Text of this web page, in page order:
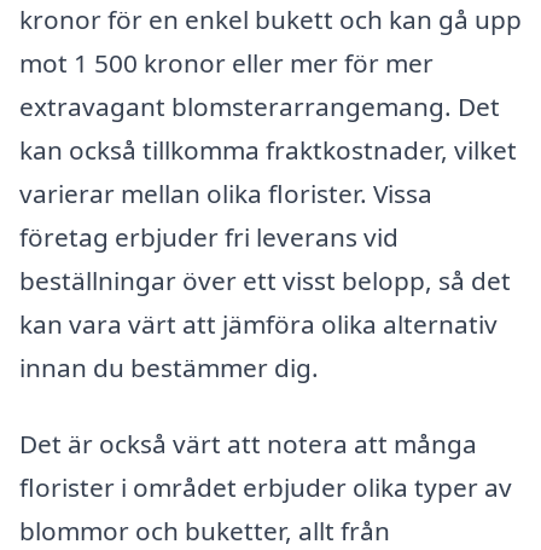
kronor för en enkel bukett och kan gå upp
mot 1 500 kronor eller mer för mer
extravagant blomsterarrangemang. Det
kan också tillkomma fraktkostnader, vilket
varierar mellan olika florister. Vissa
företag erbjuder fri leverans vid
beställningar över ett visst belopp, så det
kan vara värt att jämföra olika alternativ
innan du bestämmer dig.
Det är också värt att notera att många
florister i området erbjuder olika typer av
blommor och buketter, allt från